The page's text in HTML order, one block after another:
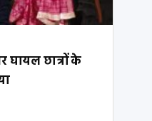
घायल छात्रों के